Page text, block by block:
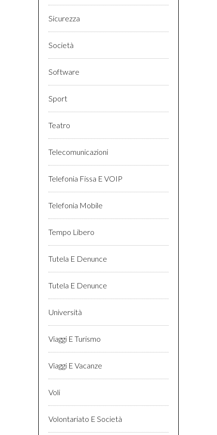
Sicurezza
Società
Software
Sport
Teatro
Telecomunicazioni
Telefonia Fissa E VOIP
Telefonia Mobile
Tempo Libero
Tutela E Denunce
Tutela E Denunce
Università
Viaggi E Turismo
Viaggi E Vacanze
Voli
Volontariato E Società